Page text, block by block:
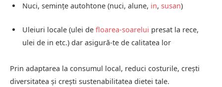
Nuci, semințe autohtone (nuci, alune, in, susan)
Uleiuri locale (ulei de floarea-soarelui presat la rece,
ulei de in etc.) dar asigură-te de calitatea lor
Prin adaptarea la consumul local, reduci costurile, crești
diversitatea și crești sustenabilitatea dietei tale.